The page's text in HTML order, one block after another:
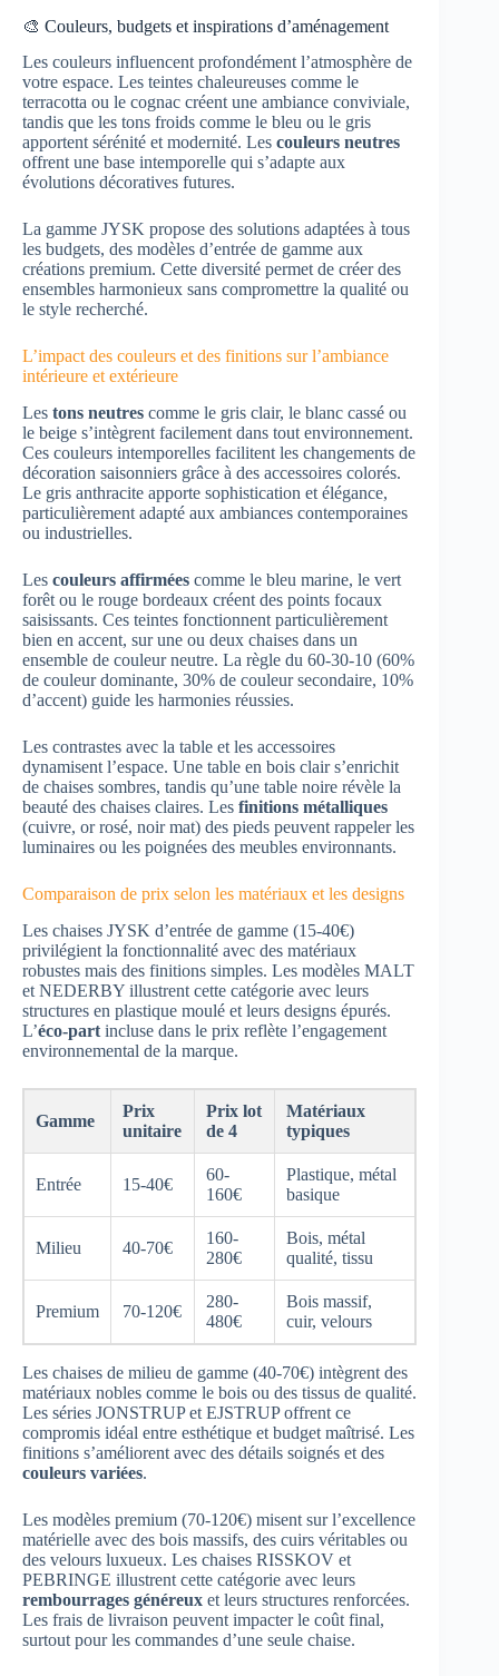
🎨 Couleurs, budgets et inspirations d’aménagement
Les couleurs influencent profondément l’atmosphère de
votre espace. Les teintes chaleureuses comme le
terracotta ou le cognac créent une ambiance conviviale,
tandis que les tons froids comme le bleu ou le gris
apportent sérénité et modernité. Les couleurs neutres
offrent une base intemporelle qui s’adapte aux
évolutions décoratives futures.
La gamme JYSK propose des solutions adaptées à tous
les budgets, des modèles d’entrée de gamme aux
créations premium. Cette diversité permet de créer des
ensembles harmonieux sans compromettre la qualité ou
le style recherché.
L’impact des couleurs et des finitions sur l’ambiance
intérieure et extérieure
Les tons neutres comme le gris clair, le blanc cassé ou
le beige s’intègrent facilement dans tout environnement.
Ces couleurs intemporelles facilitent les changements de
décoration saisonniers grâce à des accessoires colorés.
Le gris anthracite apporte sophistication et élégance,
particulièrement adapté aux ambiances contemporaines
ou industrielles.
Les couleurs affirmées comme le bleu marine, le vert
forêt ou le rouge bordeaux créent des points focaux
saisissants. Ces teintes fonctionnent particulièrement
bien en accent, sur une ou deux chaises dans un
ensemble de couleur neutre. La règle du 60-30-10 (60%
de couleur dominante, 30% de couleur secondaire, 10%
d’accent) guide les harmonies réussies.
Les contrastes avec la table et les accessoires
dynamisent l’espace. Une table en bois clair s’enrichit
de chaises sombres, tandis qu’une table noire révèle la
beauté des chaises claires. Les finitions métalliques
(cuivre, or rosé, noir mat) des pieds peuvent rappeler les
luminaires ou les poignées des meubles environnants.
Comparaison de prix selon les matériaux et les designs
Les chaises JYSK d’entrée de gamme (15-40€)
privilégient la fonctionnalité avec des matériaux
robustes mais des finitions simples. Les modèles MALT
et NEDERBY illustrent cette catégorie avec leurs
structures en plastique moulé et leurs designs épurés.
L’éco-part incluse dans le prix reflète l’engagement
environnemental de la marque.
Gamme
Prix
unitaire
Prix lot
de 4
Matériaux
typiques
Entrée 15-40€
60-
160€
Plastique, métal
basique
Milieu 40-70€
160-
280€
Bois, métal
qualité, tissu
Premium 70-120€
280-
480€
Bois massif,
cuir, velours
Les chaises de milieu de gamme (40-70€) intègrent des
matériaux nobles comme le bois ou des tissus de qualité.
Les séries JONSTRUP et EJSTRUP offrent ce
compromis idéal entre esthétique et budget maîtrisé. Les
finitions s’améliorent avec des détails soignés et des
couleurs variées.
Les modèles premium (70-120€) misent sur l’excellence
matérielle avec des bois massifs, des cuirs véritables ou
des velours luxueux. Les chaises RISSKOV et
PEBRINGE illustrent cette catégorie avec leurs
rembourrages généreux et leurs structures renforcées.
Les frais de livraison peuvent impacter le coût final,
surtout pour les commandes d’une seule chaise.